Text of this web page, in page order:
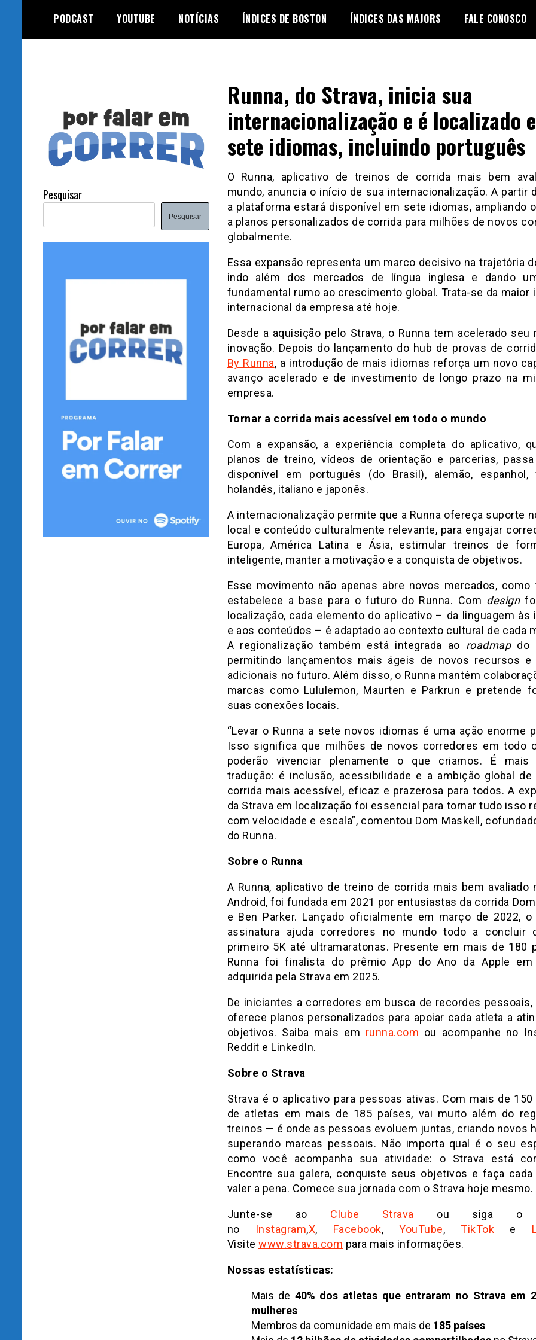
content
PODCAST YOUTUBE NOTÍCIAS ÍNDICES DE BOSTON ÍNDICES DAS MAJORS FALE CONOSCO
Runna, do Strava, inicia sua
internacionalização e é localizado
sete idiomas, incluindo português
O Runna, aplicativo de treinos de corrida mais bem
mundo, anuncia o início de sua internacionalização. A partir
a plataforma estará disponível em sete idiomas, ampliando
a planos personalizados de corrida para milhões de novos
globalmente.
Essa expansão representa um marco decisivo na trajetória
indo além dos mercados de língua inglesa e dando
fundamental rumo ao crescimento global. Trata-se da maior
internacional da empresa até hoje.
Desde a aquisição pelo Strava, o Runna tem acelerado seu
inovação. Depois do lançamento do hub de provas de
By Runna, a introdução de mais idiomas reforça um novo
avanço acelerado e de investimento de longo prazo na
empresa.
Tornar a corrida mais acessível em todo o mundo
Com a expansão, a experiência completa do aplicativo,
planos de treino, vídeos de orientação e parcerias,
disponível em português (do Brasil), alemão, espanhol,
holandês, italiano e japonês.
A internacionalização permite que a Runna ofereça suporte
local e conteúdo culturalmente relevante, para engajar
Europa, América Latina e Ásia, estimular treinos de
inteligente, manter a motivação e a conquista de objetivos.
Esse movimento não apenas abre novos mercados, como
estabelece a base para o futuro do Runna. Com design
localização, cada elemento do aplicativo – da linguagem às
e aos conteúdos – é adaptado ao contexto cultural de cada
A regionalização também está integrada ao roadmap do
permitindo lançamentos mais ágeis de novos recursos e
adicionais no futuro. Além disso, o Runna mantém
marcas como Lululemon, Maurten e Parkrun e pretende
suas conexões locais.
“Levar o Runna a sete novos idiomas é uma ação enorme
Isso significa que milhões de novos corredores em todo
poderão vivenciar plenamente o que criamos. É
tradução: é inclusão, acessibilidade e a ambição global de
corrida mais acessível, eficaz e prazerosa para todos. A
da Strava em localização foi essencial para tornar tudo isso
com velocidade e escala”, comentou Dom Maskell,
do Runna.
Sobre o Runna
A Runna, aplicativo de treino de corrida mais bem avaliado
Android, foi fundada em 2021 por entusiastas da corrida
e Ben Parker. Lançado oficialmente em março de 2022,
assinatura ajuda corredores no mundo todo a concluir
primeiro 5K até ultramaratonas. Presente em mais de 180
Runna foi finalista do prêmio App do Ano da Apple
adquirida pela Strava em 2025.
De iniciantes a corredores em busca de recordes pessoais,
oferece planos personalizados para apoiar cada atleta a
objetivos. Saiba mais em runna.com ou acompanhe no
Reddit e LinkedIn.
Sobre o Strava
Strava é o aplicativo para pessoas ativas. Com mais de
de atletas em mais de 185 países, vai muito além do
treinos — é onde as pessoas evoluem juntas, criando novos
superando marcas pessoais. Não importa qual é o seu
como você acompanha sua atividade: o Strava está
Encontre sua galera, conquiste seus objetivos e faça
valer a pena. Comece sua jornada com o Strava hoje mesmo.
Junte-se ao Clube Strava ou siga o
no
Instagram,X, Facebook,YouTube,TikTok e
Visite www.strava.com para mais informações.
Nossas estatísticas:
Mais de 40% dos atletas que entraram no Strava em
mulheres
Membros da comunidade em mais de 185 países
Pesquisar
Pesquisar